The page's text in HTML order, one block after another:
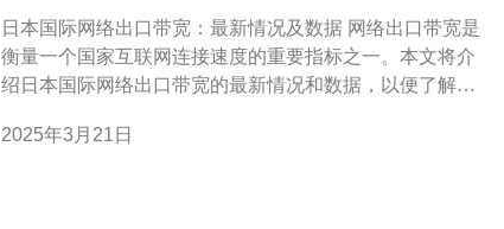
日本国际网络出口带宽：最新情况及数据 网络出口带宽是
衡量一个国家互联网连接速度的重要指标之一。本文将介
绍日本国际网络出口带宽的最新情况和数据，以便了解该
量的增加，日本国际网络出口带宽也呈现出稳步增长的趋
2025年3月21日